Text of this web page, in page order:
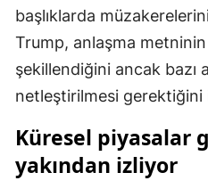
Rize
başlıklarda
Trump, anlaşma
şekillendiğini ancak bazı
netleştirilmesi gerektiğini
Küresel piyasalar
yakından izliyor